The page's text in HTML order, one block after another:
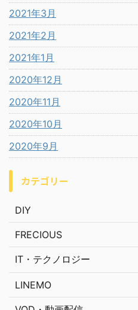
2021年3月
2021年2月
2021年1月
2020年12月
2020年11月
2020年10月
2020年9月
カテゴリー
DIY
FRECIOUS
IT・テクノロジー
LINEMO